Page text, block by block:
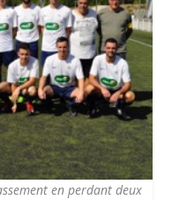
en perdant deux